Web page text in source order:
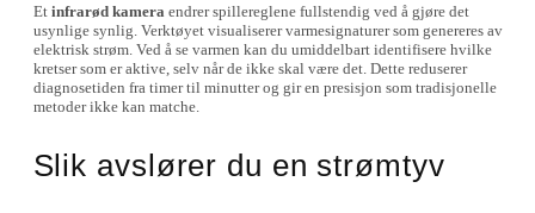
Et infrarød kamera endrer spillereglene fullstendig ved å gjøre det
usynlige synlig. Verktøyet visualiserer varmesignaturer som genereres av
elektrisk strøm. Ved å se varmen kan du umiddelbart identifisere hvilke
kretser som er aktive, selv når de ikke skal være det. Dette reduserer
diagnosetiden fra timer til minutter og gir en presisjon som tradisjonelle
metoder ikke kan matche.
Slik avslører du en strømtyv